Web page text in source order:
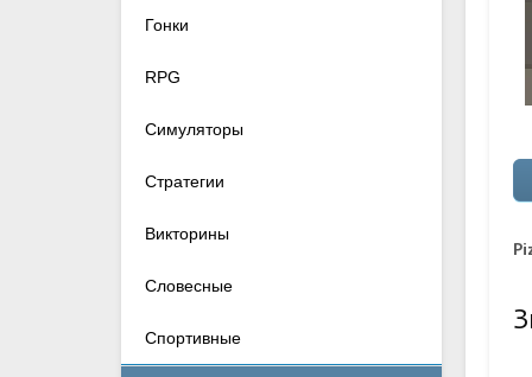
Гонки
RPG
Симуляторы
Стратегии
Викторины
Словесные
Спортивные